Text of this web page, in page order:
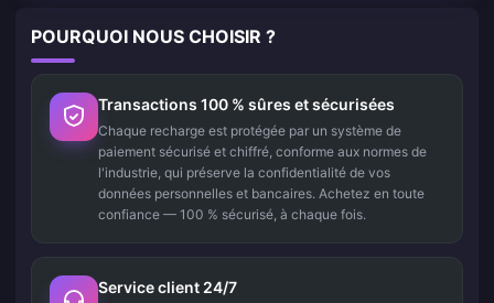
POURQUOI NOUS CHOISIR ?
Transactions 100 % sûres et sécurisées
Chaque recharge est protégée par un système de
paiement sécurisé et chiffré, conforme aux normes de
l'industrie, qui préserve la confidentialité de vos
données personnelles et bancaires. Achetez en toute
confiance — 100 % sécurisé, à chaque fois.
Service client 24/7